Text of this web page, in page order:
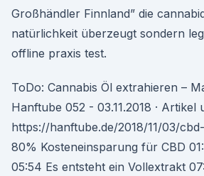
Großhändler Finnland” die
natürlichkeit überzeugt sondern
offline praxis test.
ToDo: Cannabis Öl extrahieren –
Hanftube 052 - 03.11.2018 · Artikel
https://hanftube.de/2018/11/03/
80% Kosteneinsparung für CBD
05:54 Es entsteht ein Vollextrakt